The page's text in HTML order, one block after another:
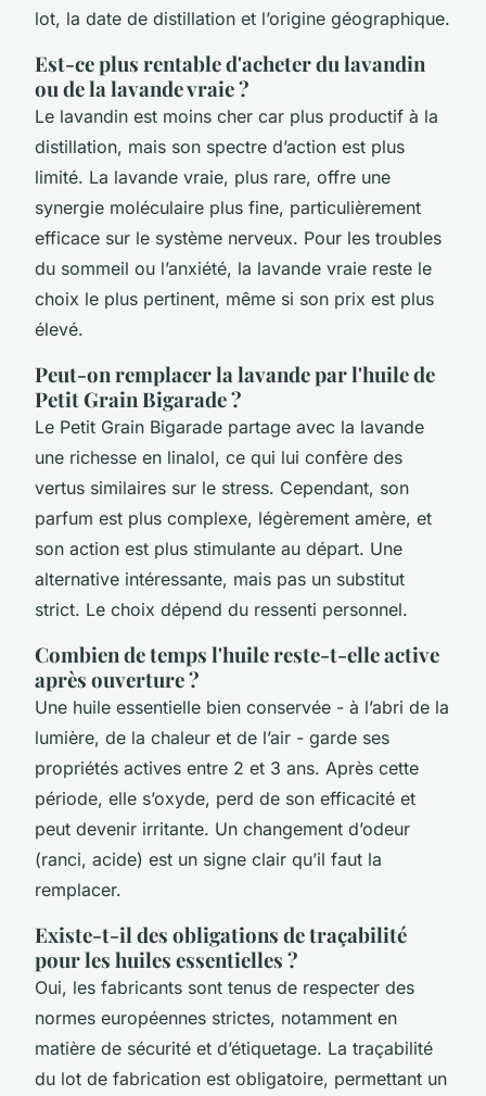
lot, la date de distillation et l’origine géographique.
Est-ce plus rentable d'acheter du lavandin
ou de la lavande vraie ?
Le lavandin est moins cher car plus productif à la
distillation, mais son spectre d’action est plus
limité. La lavande vraie, plus rare, offre une
synergie moléculaire plus fine, particulièrement
efficace sur le système nerveux. Pour les troubles
du sommeil ou l’anxiété, la lavande vraie reste le
choix le plus pertinent, même si son prix est plus
élevé.
Peut-on remplacer la lavande par l'huile de
Petit Grain Bigarade ?
Le Petit Grain Bigarade partage avec la lavande
une richesse en linalol, ce qui lui confère des
vertus similaires sur le stress. Cependant, son
parfum est plus complexe, légèrement amère, et
son action est plus stimulante au départ. Une
alternative intéressante, mais pas un substitut
strict. Le choix dépend du ressenti personnel.
Combien de temps l'huile reste-t-elle active
après ouverture ?
Une huile essentielle bien conservée - à l’abri de la
lumière, de la chaleur et de l’air - garde ses
propriétés actives entre 2 et 3 ans. Après cette
période, elle s’oxyde, perd de son efficacité et
peut devenir irritante. Un changement d’odeur
(ranci, acide) est un signe clair qu’il faut la
remplacer.
Existe-t-il des obligations de traçabilité
pour les huiles essentielles ?
Oui, les fabricants sont tenus de respecter des
normes européennes strictes, notamment en
matière de sécurité et d’étiquetage. La traçabilité
du lot de fabrication est obligatoire, permettant un